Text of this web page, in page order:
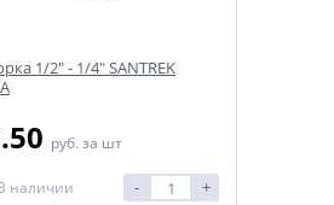
1/2" - 1/4" SANTREK
руб. за шт
наличии - +